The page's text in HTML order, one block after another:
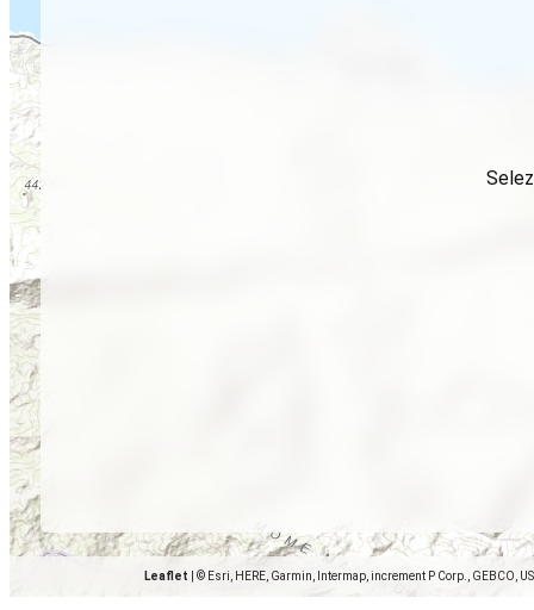
Leaflet © Esri, HERE, Garmin, Intermap, increment P Corp., GEBCO,